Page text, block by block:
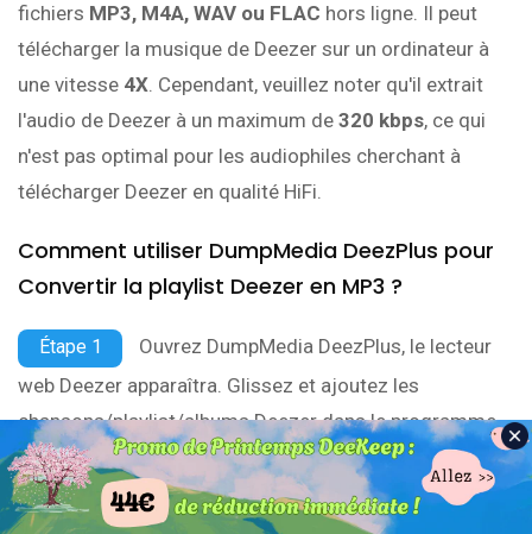
fichiers MP3, M4A, WAV ou FLAC hors ligne. Il peut
télécharger la musique de Deezer sur un ordinateur à
une vitesse 4X. Cependant, veuillez noter qu'il extrait
l'audio de Deezer à un maximum de 320 kbps, ce qui
n'est pas optimal pour les audiophiles cherchant à
télécharger Deezer en qualité HiFi.
Comment utiliser DumpMedia DeezPlus pour
Convertir la playlist Deezer en MP3 ?
Étape 1
Ouvrez DumpMedia DeezPlus, le lecteur
web Deezer apparaîtra. Glissez et ajoutez les
chansons/playlist/albums Deezer dans le programme.
Étape 2
Choisissez MP3 comme format de sortie,
et sélectionnez le dossier de sortie pour les fichiers